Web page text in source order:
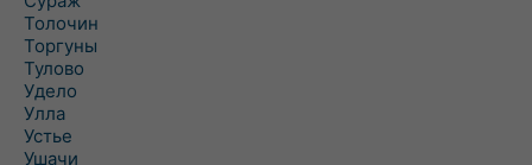
Толочин
Торгуны
Тулово
Удело
Улла
Устье
Ушачи